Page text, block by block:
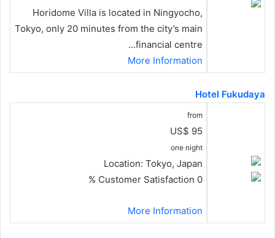
Horidome Villa is located in Ningyocho,
Tokyo, only 20 minutes from the city’s main
financial centre…
More Information
Hotel Fukudaya
from
US$ 95
one night
Location: Tokyo, Japan
Customer Satisfaction 0 %
More Information